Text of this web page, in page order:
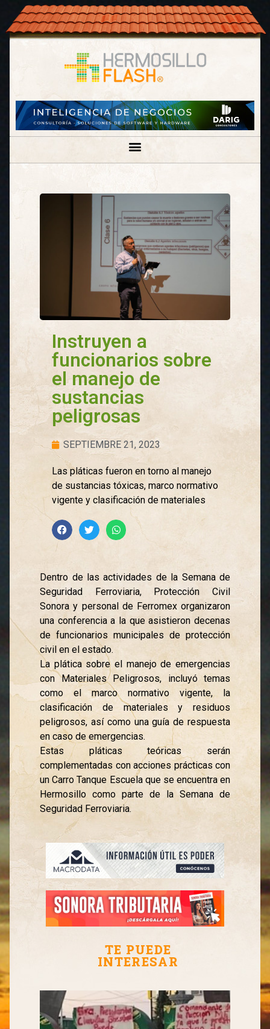
Instruyen a
funcionarios sobre
el manejo de
sustancias
peligrosas
SEPTIEMBRE 21, 2023
Las pláticas fueron en torno al manejo
de sustancias tóxicas, marco normativo
vigente y clasificación de materiales
Dentro de las actividades de la Semana de
Seguridad Ferroviaria, Protección Civil
Sonora y personal de Ferromex organizaron
una conferencia a la que asistieron decenas
de funcionarios municipales de protección
civil en el estado.
La plática sobre el manejo de emergencias
con Materiales Peligrosos, incluyó temas
como el marco normativo vigente, la
clasificación de materiales y residuos
peligrosos, así como una guía de respuesta
en caso de emergencias.
Estas pláticas teóricas serán
complementadas con acciones prácticas con
un Carro Tanque Escuela que se encuentra en
Hermosillo como parte de la Semana de
Seguridad Ferroviaria.
TE PUEDE
INTERESAR